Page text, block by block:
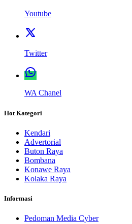
Youtube
Twitter
WA Chanel
Hot Kategori
Kendari
Advertorial
Buton Raya
Bombana
Konawe Raya
Kolaka Raya
Informasi
Pedoman Media Cyber